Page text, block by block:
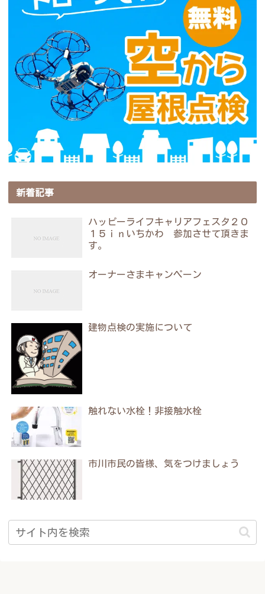
新着記事
ハッピーライフキャリアフェスタ２０
１５ｉｎいちかわ 参加させて頂きま
す。
オーナーさまキャンペーン
建物点検の実施について
触れない水栓！非接触水栓
市川市民の皆様、気をつけましょう